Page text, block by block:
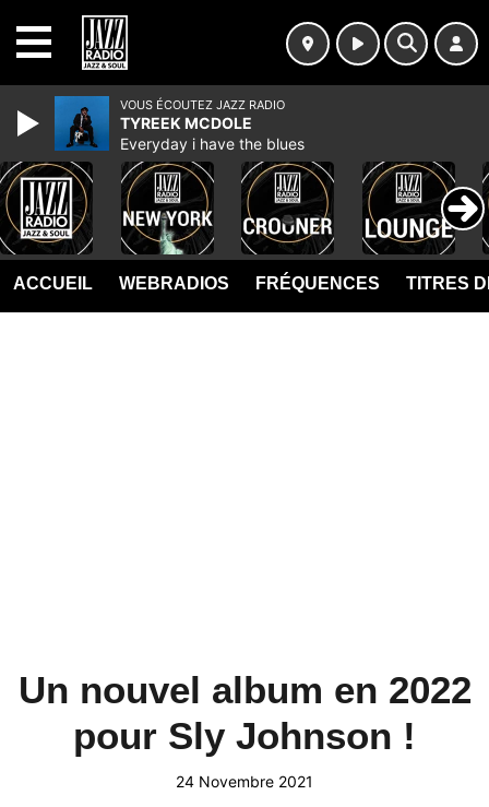
ACCUEIL WEBRADIOS FRÉQUENCES TITRES
Un nouvel album en 2022
pour Sly Johnson !
24 Novembre 2021
VOUS ÉCOUTEZ JAZZ RADIO
TYREEK MCDOLE
Everyday i have the blues